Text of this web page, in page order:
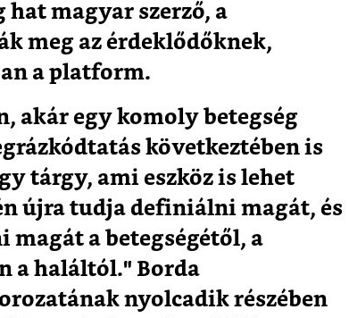
hat magyar szerző, a
meg az érdeklődőknek,
a platform.
akár egy komoly betegség
következtében is
tárgy, ami eszköz is lehet
újra tudja definiálni magát, és
a betegségétől, a
a haláltól." Borda
nyolcadik részében